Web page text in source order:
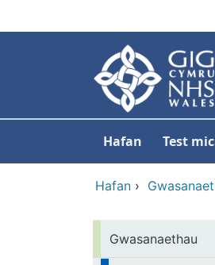
Hafan Test
Hafan ›
Gwasanaethau